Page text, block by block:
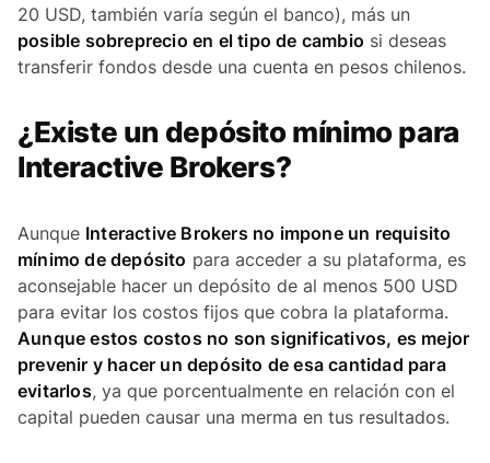
20 USD, también varía según el banco), más un
posible sobreprecio en el tipo de cambio si deseas
transferir fondos desde una cuenta en pesos chilenos.
¿Existe un depósito mínimo para
Interactive Brokers?
Aunque Interactive Brokers no impone un requisito
mínimo de depósito para acceder a su plataforma, es
aconsejable hacer un depósito de al menos 500 USD
para evitar los costos fijos que cobra la plataforma.
Aunque estos costos no son significativos, es mejor
prevenir y hacer un depósito de esa cantidad para
evitarlos, ya que porcentualmente en relación con el
capital pueden causar una merma en tus resultados.